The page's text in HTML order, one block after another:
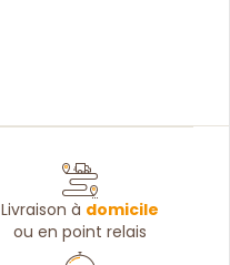
Livraison à domicile
ou en point relais